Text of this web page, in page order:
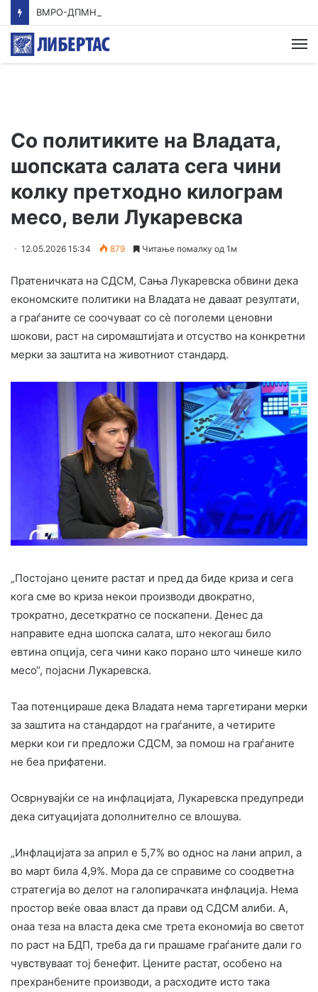
Со политиките на Владата,
шопската салата сега чини
колку претходно килограм
месо, вели Лукаревска
12.05.2026 15:34 879 Читање помалку од 1м
Пратеничката на СДСМ, Сања Лукаревска обвини дека
економските политики на Владата не даваат резултати,
а граѓаните се соочуваат со сè поголеми ценовни
шокови, раст на сиромаштијата и отсуство на конкретни
мерки за заштита на животниот стандард.
„Постојано цените растат и пред да биде криза и сега
кога сме во криза некои производи двократно,
трократно, десеткратно се поскапени. Денес да
направите една шопска салата, што некогаш било
евтина опција, сега чини како порано што чинеше кило
месо“, појасни Лукаревска.
Таа потенцираше дека Владата нема таргетирани мерки
за заштита на стандардот на граѓаните, а четирите
мерки кои ги предложи СДСМ, за помош на граѓаните
не беа прифатени.
Осврнувајќи се на инфлацијата, Лукаревска предупреди
дека ситуацијата дополнително се влошува.
„Инфлацијата за април е 5,7% во однос на лани април, а
во март била 4,9%. Мора да се справиме со соодветна
стратегија во делот на галопирачката инфлација. Нема
простор веќе оваа власт да прави од СДСМ алиби. А,
онаа теза на власта дека сме трета економија во светот
по раст на БДП, треба да ги прашаме граѓаните дали го
чувствуваат тој бенефит. Цените растат, особено на
прехранбените производи, а расходите исто така